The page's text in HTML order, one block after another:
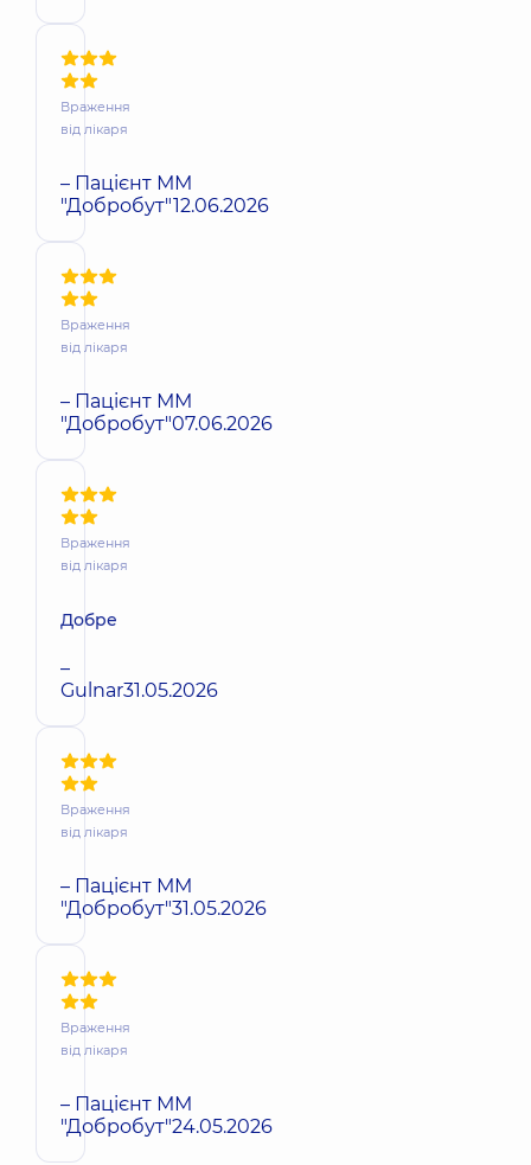
Враження
від лікаря
– Пацієнт ММ
"Добробут"12.06.2026
Враження
від лікаря
– Пацієнт ММ
"Добробут"07.06.2026
Враження
від лікаря
Добре
–
Gulnar31.05.2026
Враження
від лікаря
– Пацієнт ММ
"Добробут"31.05.2026
Враження
від лікаря
– Пацієнт ММ
"Добробут"24.05.2026